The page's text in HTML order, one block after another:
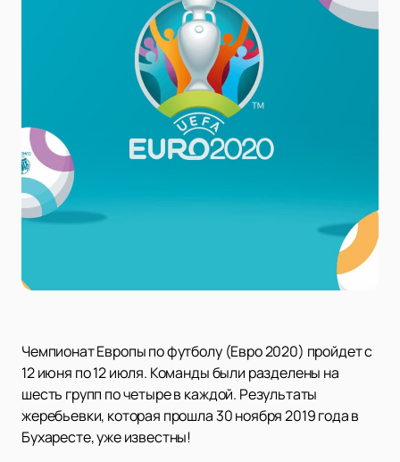
Чемпионат Европы по футболу (Евро 2020) пройдет с
12 июня по 12 июля. Команды были разделены на
шесть групп по четыре в каждой. Результаты
жеребьевки, которая прошла 30 ноября 2019 года в
Бухаресте, уже известны!